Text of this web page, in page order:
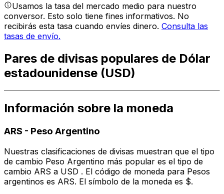
Usamos la tasa del mercado medio para nuestro
conversor. Esto solo tiene fines informativos. No
recibirás esta tasa cuando envíes dinero. Consulta las
tasas de envío.
Pares de divisas populares de Dólar
estadounidense (USD)
Información sobre la moneda
ARS - Peso Argentino
Nuestras clasificaciones de divisas muestran que el tipo
de cambio Peso Argentino más popular es el tipo de
cambio ARS a USD . El código de moneda para Pesos
argentinos es ARS. El símbolo de la moneda es $.